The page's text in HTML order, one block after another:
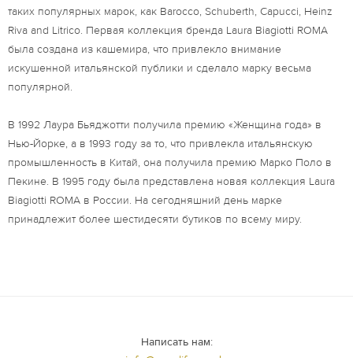
таких популярных марок, как Barocco, Schuberth, Capucci, Heinz
Riva and Litrico. Первая коллекция бренда Laura Biagiotti ROMA
была создана из кашемира, что привлекло внимание
искушенной итальянской публики и сделало марку весьма
популярной.
В 1992 Лаура Бьяджотти получила премию «Женщина года» в
Нью-Йорке, а в 1993 году за то, что привлекла итальянскую
промышленность в Китай, она получила премию Марко Поло в
Пекине. В 1995 году была представлена новая коллекция Laura
Biagiotti ROMA в России. На сегодняшний день марке
принадлежит более шестидесяти бутиков по всему миру.
Написать нам: